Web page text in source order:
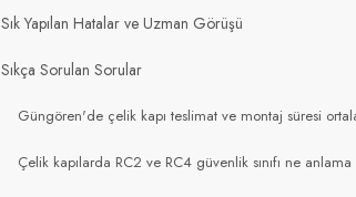
Sık Yapılan Hatalar ve Uzman Görüşü
Sıkça Sorulan Sorular
Güngören'de çelik kapı teslimat ve montaj süresi
Çelik kapılarda RC2 ve RC4 güvenlik sınıfı ne